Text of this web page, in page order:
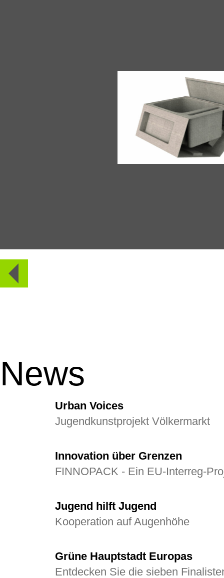
News
Urban Voices
Jugendkunstprojekt Völkermarkt
Innovation über Grenzen
FINNOPACK - Ein
Jugend hilft Jugend
Kooperation auf Augenhöhe
Grüne Hauptstadt Europas
Entdecken Sie die sieben